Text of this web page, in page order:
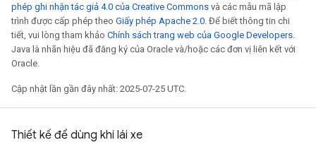
phép ghi nhận tác giả 4.0 của Creative Commons và các mẫu mã lập
trình được cấp phép theo Giấy phép Apache 2.0 . Để biết thông tin chi
tiết, vui lòng tham khảo Chính sách trang web của Google Developers
Java là nhãn hiệu đã đăng ký của Oracle và/hoặc các đơn vị liên kết với
Oracle.
Cập nhật lần gần đây nhất: 2025-07-25 UTC.
Thiết kế để dùng khi lái xe